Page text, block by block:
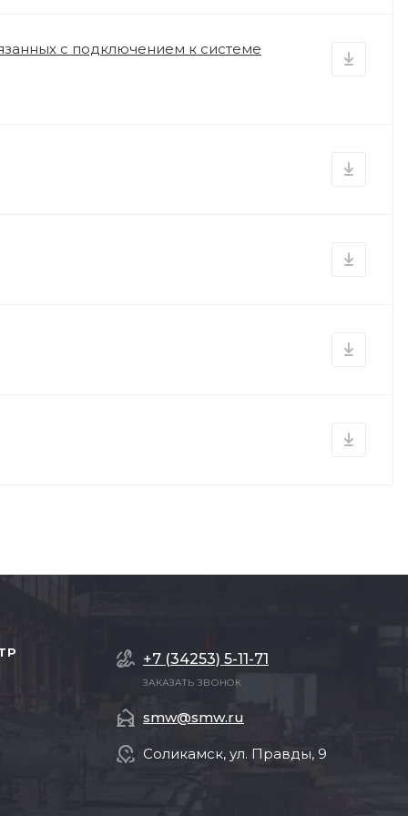
с подключением к системе
+7 (34253) 5-11-71
ЗАКАЗАТЬ ЗВОНОК
smw@smw.ru
Соликамск, ул. Правды, 9